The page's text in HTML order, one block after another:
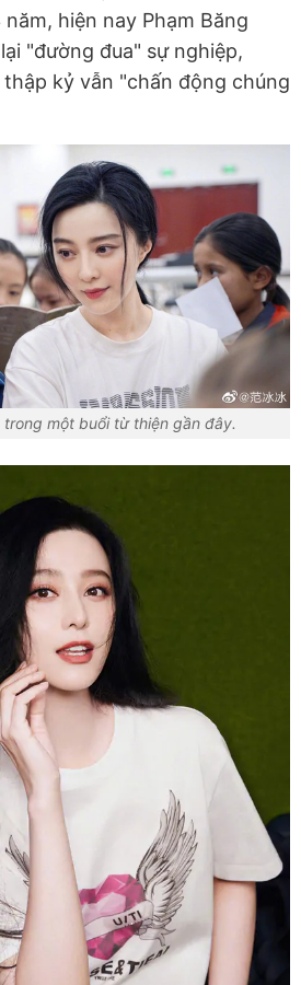
hiện nay Phạm Băng
"đường đua" sự nghiệp,
thập kỷ vẫn "chấn động chúng
trong một buổi từ thiện gần đây.